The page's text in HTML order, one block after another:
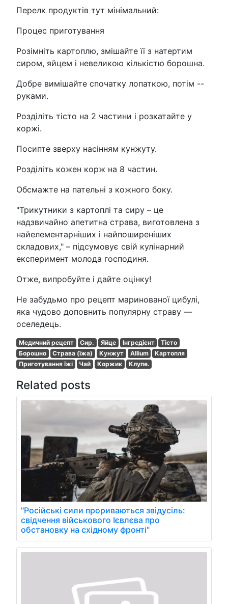
Перелк продуктів тут мінімальний:
Процес приготування
Розімніть картоплю, змішайте її з натертим
сиром, яйцем і невеликою кількістю борошна.
Добре вимішайте спочатку лопаткою, потім --
руками.
Розділіть тісто на 2 частини і розкатайте у
коржі.
Посипте зверху насінням кунжуту.
Розділіть кожен корж на 8 частин.
Обсмажте на пательні з кожного боку.
"Трикутники з картоплі та сиру – це
надзвичайно апетитна страва, виготовлена з
найелементарніших і найпоширеніших
складових," – підсумовує свій кулінарний
експеримент молода господиня.
Отже, випробуйте і дайте оцінку!
Не забудьмо про рецепт маринованої цибулі,
яка чудово доповнить популярну страву —
оселедець.
Медичний рецепт Сир. Яйце Інгредієнт
Тісто
Борошно
Страва (їжа) Кунжут Allium
Картопля
Приготування їжі
Чай Коржик Клупе.
Related posts
"Російські сили прориваються звідусіль:
свідчення військового Ієвлєва про
обстановку на східному фронті"